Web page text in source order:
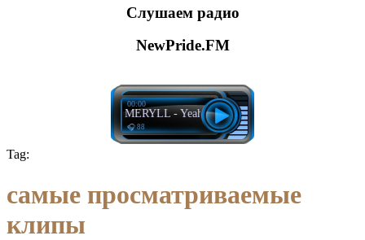
Слушаем радио
NewPride.FM
FISHER, MERYLL - Yeah The Girls
00:00
🎧 88
Tag:
самые просматриваемые
клипы